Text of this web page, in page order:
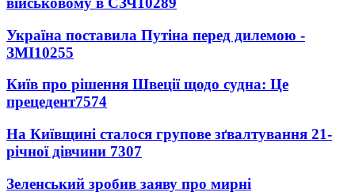
Україна поставила Путіна перед дилемою -
ЗМІ10255
Київ про рішення Швеції щодо судна: Це
прецедент7574
На Київщині сталося групове зґвалтування 21-
річної дівчини 7307
Зеленський зробив заяву про мирні